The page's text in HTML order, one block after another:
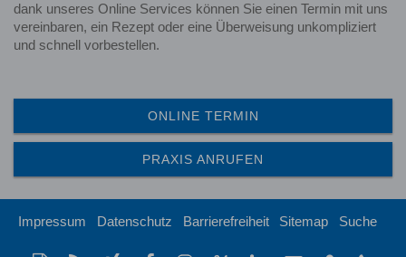
dank unseres Online Services können Sie einen Termin mit uns
vereinbaren, ein Rezept oder eine Überweisung unkompliziert
und schnell vorbestellen.
ONLINE TERMIN
PRAXIS ANRUFEN
Impressum Datenschutz Barrierefreiheit Sitemap Suche
Diese RSS- Auf Facebook-Instagram-
Auf Per vCard